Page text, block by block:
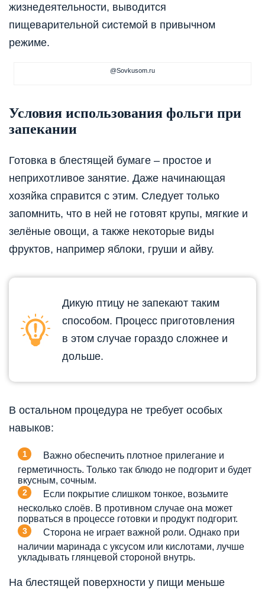
жизнедеятельности, выводится
пищеварительной системой в привычном
режиме.
@Sovkusom.ru
Условия использования фольги при
запекании
Готовка в блестящей бумаге – простое и
неприхотливое занятие. Даже начинающая
хозяйка справится с этим. Следует только
запомнить, что в ней не готовят крупы, мягкие и
зелёные овощи, а также некоторые виды
фруктов, например яблоки, груши и айву.
Дикую птицу не запекают таким
способом. Процесс приготовления
в этом случае гораздо сложнее и
дольше.
В остальном процедура не требует особых
навыков:
Важно обеспечить плотное прилегание и
герметичность. Только так блюдо не подгорит и будет
вкусным, сочным.
Если покрытие слишком тонкое, возьмите
несколько слоёв. В противном случае она может
порваться в процессе готовки и продукт подгорит.
Сторона не играет важной роли. Однако при
наличии маринада с уксусом или кислотами, лучше
укладывать глянцевой стороной внутрь.
На блестящей поверхности у пищи меньше